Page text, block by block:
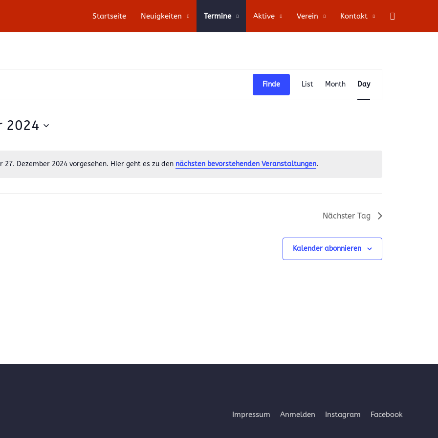
Startseite Neuigkeiten Termine Aktive Verein Kontakt Suche
Notice
27. Dezember 2024 vorgesehen. Hier geht es zu den nächsten bevorstehenden Veranstaltungen.
Finde
Veranstaltung
Ansichten-
Navigation
List Month Day
2024
Nächster Tag
Kalender abonnieren
Impressum Anmelden Instagram Facebook